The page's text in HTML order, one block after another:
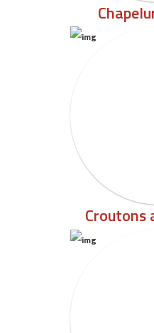
Croutons